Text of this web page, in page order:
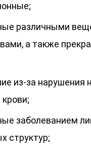
различными
а также
из-за нарушения
заболеванием
структур;